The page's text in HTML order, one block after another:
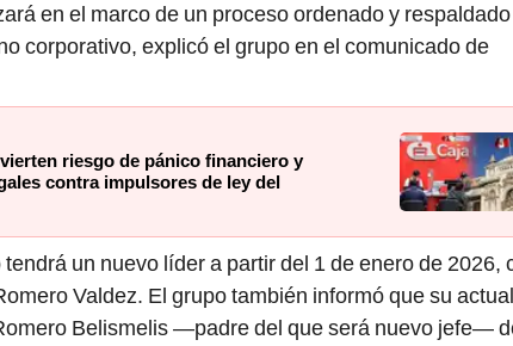
en el marco de un proceso ordenado y
corporativo, explicó el grupo en el comunicado de
riesgo de pánico financiero y
contra impulsores de ley del
un nuevo líder a partir del 1 de enero de 2026,
Valdez. El grupo también informó que su actual
Belismelis —padre del que será nuevo jefe—